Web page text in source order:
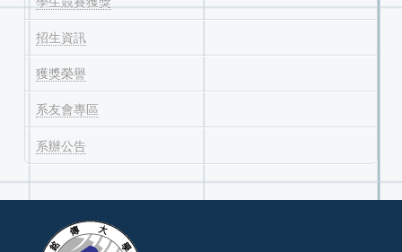
招生資訊
獲獎榮譽
系友會專區
系辦公告